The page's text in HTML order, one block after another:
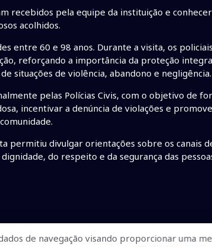
recebidos pela equipe da instituição e
acolhidos.
entre 60 e 98 anos. Durante a visita, os policiais
reforçando a importância da proteção
situações de violência, abandono e negligência.
pelas Polícias Civis, com o objetivo de
incentivar a denúncia de violações e
permitiu divulgar orientações sobre os canais
do respeito e da segurança das
de navegação visando proporcionar uma